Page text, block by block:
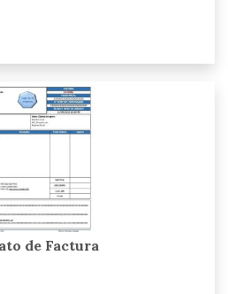
de Factura